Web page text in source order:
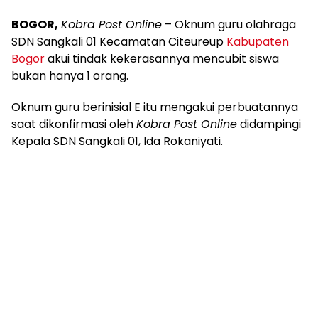
BOGOR, Kobra Post Online – Oknum guru olahraga
SDN Sangkali 01 Kecamatan Citeureup Kabupaten
Bogorakui tindak kekerasannya mencubit siswa
bukan hanya 1 orang.
Oknum guru berinisial E itu mengakui perbuatannya
saat dikonfirmasi olehKobra Post Onlinedidampingi
Kepala SDN Sangkali 01, Ida Rokaniyati.